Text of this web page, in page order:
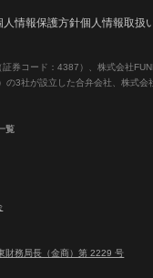
人情報保護方針個人情報取扱
券コード：4387）、株式会社
3社が設立した合弁会社、株式会
覧
財務局長（金商）第 2229 号